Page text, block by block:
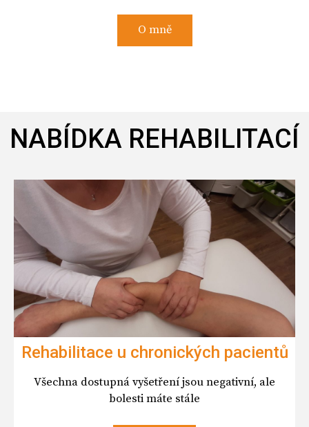
O mně
NABÍDKA REHABILITACÍ
Rehabilitace u chronických pacientů
Všechna dostupná vyšetření jsou negativní, ale
bolesti máte stále